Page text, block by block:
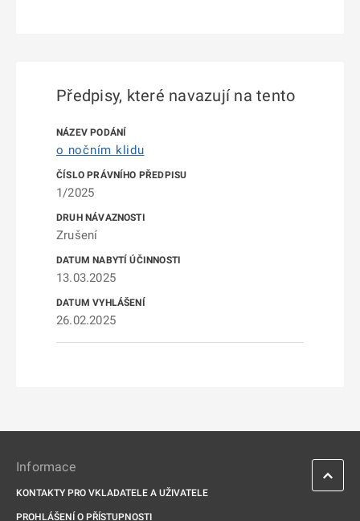
Předpisy, které navazují na tento
o nočním klidu
1/2025
Zrušení
13.03.2025
26.02.2025
Informace
KONTAKTY PRO VKLADATELE A UŽIVATELE
PROHLÁŠENÍ O PŘÍSTUPNOSTI